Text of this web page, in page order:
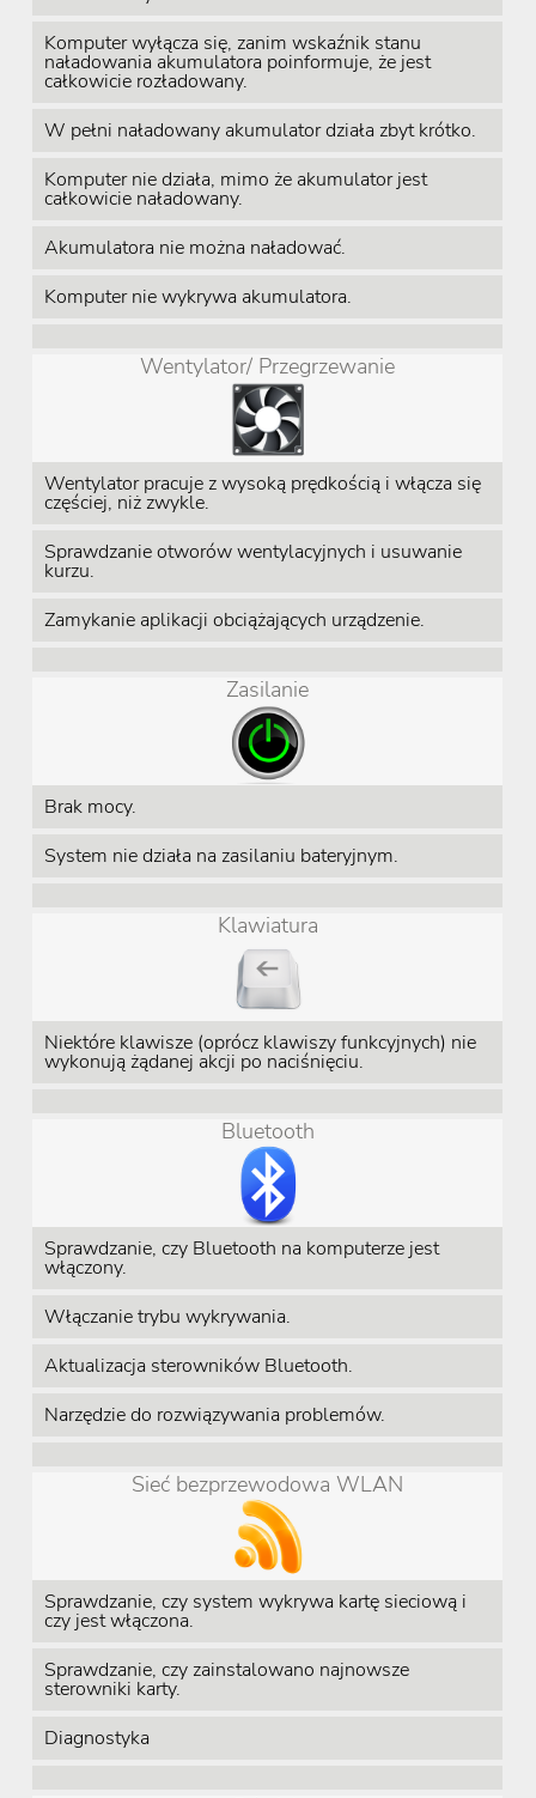
Komputer wyłącza się, zanim wskaźnik stanu
naładowania akumulatora poinformuje, że jest
całkowicie rozładowany.
W pełni naładowany akumulator działa zbyt krótko.
Komputer nie działa, mimo że akumulator jest
całkowicie naładowany.
Akumulatora nie można naładować.
Komputer nie wykrywa akumulatora.
Wentylator/ Przegrzewanie
Wentylator pracuje z wysoką prędkością i włącza się
częściej, niż zwykle.
Sprawdzanie otworów wentylacyjnych i usuwanie
kurzu.
Zamykanie aplikacji obciążających urządzenie.
Zasilanie
Brak mocy.
System nie działa na zasilaniu bateryjnym.
Klawiatura
Niektóre klawisze (oprócz klawiszy funkcyjnych) nie
wykonują żądanej akcji po naciśnięciu.
Bluetooth
Sprawdzanie, czy Bluetooth na komputerze jest
włączony.
Włączanie trybu wykrywania.
Aktualizacja sterowników Bluetooth.
Narzędzie do rozwiązywania problemów.
Sieć bezprzewodowa WLAN
Sprawdzanie, czy system wykrywa kartę sieciową i
czy jest włączona.
Sprawdzanie, czy zainstalowano najnowsze
sterowniki karty.
Diagnostyka